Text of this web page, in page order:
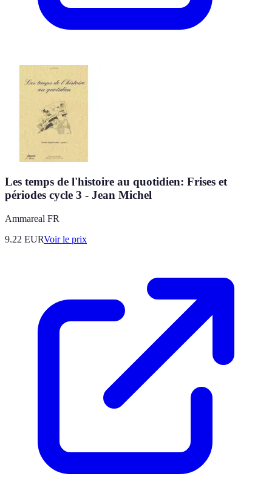
Les temps de l'histoire au quotidien: Frises et
périodes cycle 3 - Jean Michel
Ammareal FR
9.22 EURVoir le prix